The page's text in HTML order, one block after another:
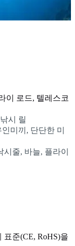
이 로드, 텔레스코
시 릴
미끼, 단단한 미
줄, 바늘, 플라이
준(CE, RoHS)을